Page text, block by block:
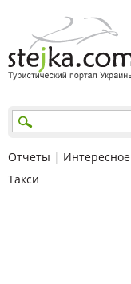
Отчеты | Интересное
Такси